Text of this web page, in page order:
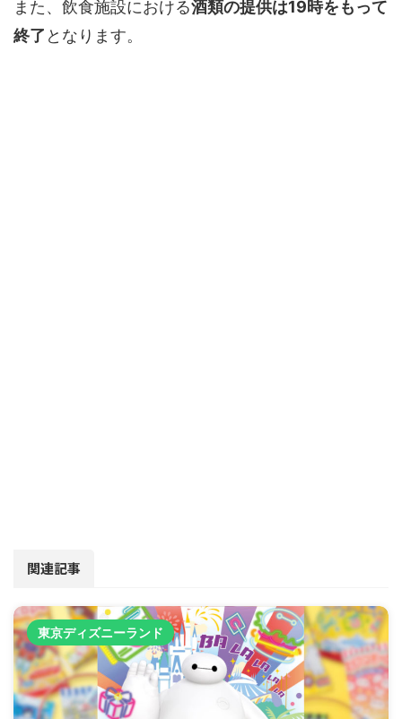
また、飲食施設における酒類の提供は19時をもって
終了 となります。
関連記事
東京ディズニーランド